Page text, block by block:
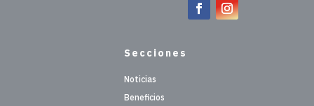
Secciones
Noticias
Beneficios